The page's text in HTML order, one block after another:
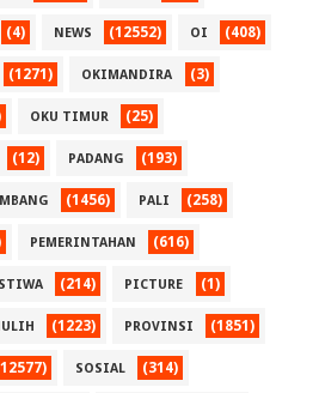
(4) NEWS (12552) OI (408)
(1271) OKIMANDIRA (3)
OKU TIMUR (25)
(12) PADANG (193)
(1456) PALI (258)
PEMERINTAHAN (616)
(214) PICTURE (1)
(1223) PROVINSI (1851)
SOSIAL (314)